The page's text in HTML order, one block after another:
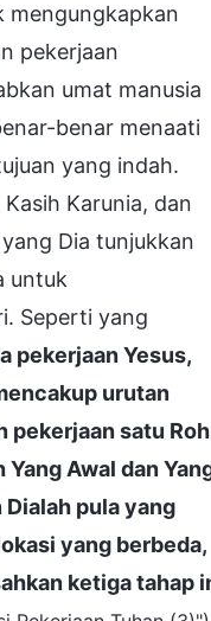
mengungkapkan
pekerjaan
umat manusia
benar menaati
yang indah.
Karunia, dan
Dia tunjukkan
untuk
Seperti yang
pekerjaan Yesus,
urutan
pekerjaan satu
Awal dan
Dialah pula yang
yang berbeda,
ketiga tahap